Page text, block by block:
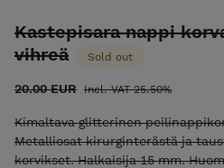
Kastepisara nappi
vihreä
Sold out
20.00 EUR Incl. VAT 25.50%
Kimaltava glitterinen
Metalliosat kirurginterästä ja
korvikset. Halkaisija 15 mm.